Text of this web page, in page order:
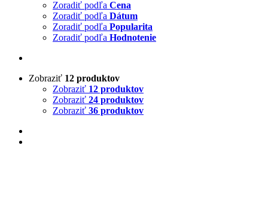
Zoradiť podľa Cena
Zoradiť podľa Dátum
Zoradiť podľa Popularita
Zoradiť podľa Hodnotenie
Zobraziť 12 produktov
Zobraziť 12 produktov
Zobraziť 24 produktov
Zobraziť 36 produktov